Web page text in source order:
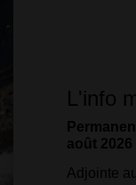
L'info
août 2026
Adjointe